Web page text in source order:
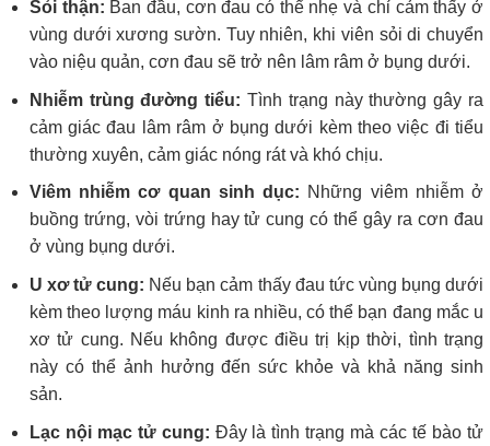
Sỏi thận: Ban đầu, cơn đau có thể nhẹ và chỉ cảm thấy ở
vùng dưới xương sườn. Tuy nhiên, khi viên sỏi di chuyển
vào niệu quản, cơn đau sẽ trở nên lâm râm ở bụng dưới.
Nhiễm trùng đường tiểu: Tình trạng này thường gây ra
cảm giác đau lâm râm ở bụng dưới kèm theo việc đi tiểu
thường xuyên, cảm giác nóng rát và khó chịu.
Viêm nhiễm cơ quan sinh dục: Những viêm nhiễm ở
buồng trứng, vòi trứng hay tử cung có thể gây ra cơn đau
ở vùng bụng dưới.
U xơ tử cung: Nếu bạn cảm thấy đau tức vùng bụng dưới
kèm theo lượng máu kinh ra nhiều, có thể bạn đang mắc u
xơ tử cung. Nếu không được điều trị kịp thời, tình trạng
này có thể ảnh hưởng đến sức khỏe và khả năng sinh
sản.
Lạc nội mạc tử cung: Đây là tình trạng mà các tế bào tử